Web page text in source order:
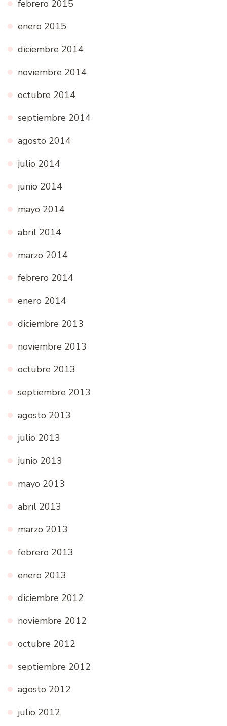
febrero 2015
enero 2015
diciembre 2014
noviembre 2014
octubre 2014
septiembre 2014
agosto 2014
julio 2014
junio 2014
mayo 2014
abril 2014
marzo 2014
febrero 2014
enero 2014
diciembre 2013
noviembre 2013
octubre 2013
septiembre 2013
agosto 2013
julio 2013
junio 2013
mayo 2013
abril 2013
marzo 2013
febrero 2013
enero 2013
diciembre 2012
noviembre 2012
octubre 2012
septiembre 2012
agosto 2012
julio 2012